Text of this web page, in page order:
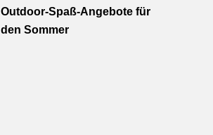
Outdoor-Spaß-Angebote für
den Sommer